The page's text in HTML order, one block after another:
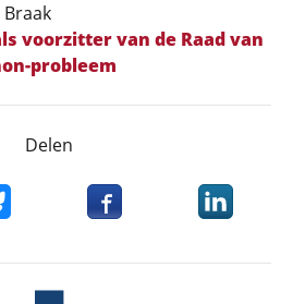
voorzitter van de Raad van
probleem
Delen
dit item op Bluesky
Deel dit item opDeel dit